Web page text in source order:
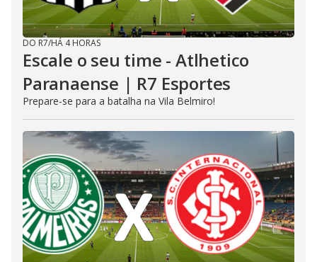
DO R7/HÁ 4 HORAS
Escale o seu time - Atlhetico
Paranaense | R7 Esportes
Prepare-se para a batalha na Vila Belmiro!